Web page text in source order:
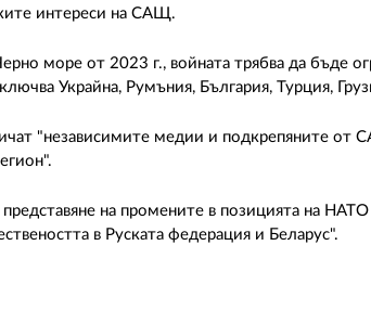
интереси на САЩ.
море от 2023 г., войната трябва да бъде
Украйна, Румъния, България, Турция,
"независимите медии и подкрепяните
на промените в позицията на
в Руската федерация и Беларус".